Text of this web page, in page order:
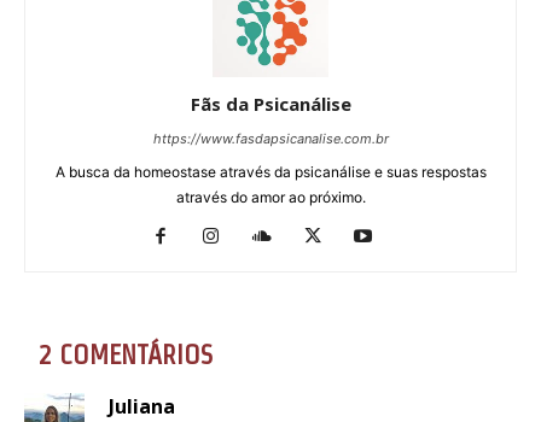
Fãs da Psicanálise
https://www.fasdapsicanalise.com.br
A busca da homeostase através da psicanálise e suas respostas
através do amor ao próximo.
2 COMENTÁRIOS
Juliana